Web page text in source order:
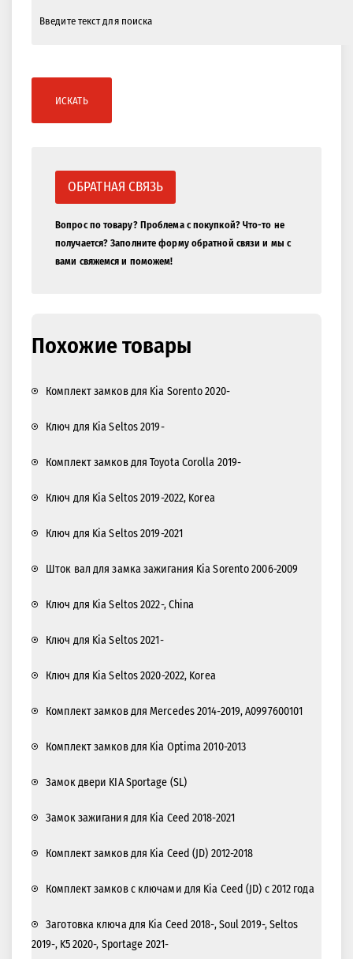
ИСКАТЬ
ОБРАТНАЯ СВЯЗЬ
Вопрос по товару? Проблема с покупкой? Что-то не
получается? Заполните форму обратной связи и мы с
вами свяжемся и поможем!
Похожие товары
Комплект замков для Kia Sorento 2020-
Ключ для Kia Seltos 2019-
Комплект замков для Toyota Corolla 2019-
Ключ для Kia Seltos 2019-2022, Korea
Ключ для Kia Seltos 2019-2021
Шток вал для замка зажигания Kia Sorento 2006-2009
Ключ для Kia Seltos 2022-, China
Ключ для Kia Seltos 2021-
Ключ для Kia Seltos 2020-2022, Korea
Комплект замков для Mercedes 2014-2019, A0997600101
Комплект замков для Kia Optima 2010-2013
Замок двери KIA Sportage (SL)
Замок зажигания для Kia Ceed 2018-2021
Комплект замков для Kia Ceed (JD) 2012-2018
Комплект замков с ключами для Kia Ceed (JD) с 2012 года
Заготовка ключа для Kia Ceed 2018-, Soul 2019-, Seltos
2019-, K5 2020-, Sportage 2021-